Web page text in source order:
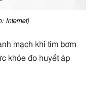
Internet)
mạch khi tim bơm
khỏe đo huyết áp